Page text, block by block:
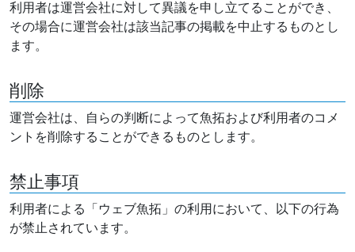
利用者は運営会社に対して異議を申し立てることができ、
その場合に運営会社は該当記事の掲載を中止するものとし
ます。
削除
運営会社は、自らの判断によって魚拓および利用者のコメ
ントを削除することができるものとします。
禁止事項
利用者による「ウェブ魚拓」の利用において、以下の行為
が禁止されています。